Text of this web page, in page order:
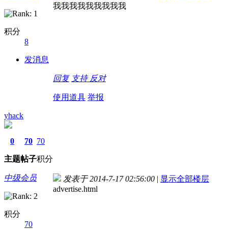
积分
8
发消息
我我我我我我我我我
回复 支持 反对
使用道具 举报
yhack
0
主题
70
帖子
70
积分
中级会员
积分
70
发表于 2014-7-17 02:56:00 | 显示全部楼层
advertise.html